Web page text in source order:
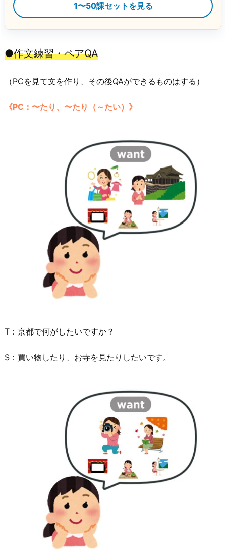
1〜50課セットを見る
●作文練習・ペアQA
（PCを見て文を作り、その後QAができるものはする）
《PC：〜たり、〜たり（～たい）》
T：京都で何がしたいですか？
S：買い物したり、お寺を見たりしたいです。